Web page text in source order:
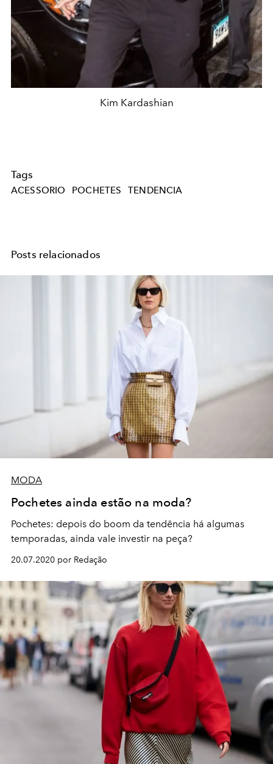
Kim Kardashian
Tags
ACESSORIO POCHETES TENDENCIA
Posts relacionados
MODA
Pochetes ainda estão na moda?
Pochetes: depois do boom da tendência há algumas
temporadas, ainda vale investir na peça?
20.07.2020 por Redação